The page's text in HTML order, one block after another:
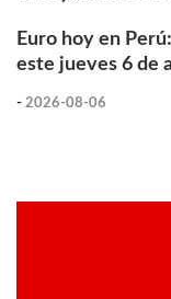
Euro hoy en
este jueves 6 de
- 2026-08-06